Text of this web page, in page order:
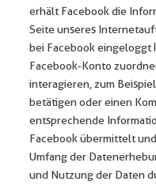
erhält Facebook die
Seite unseres
bei Facebook eingeloggt
Facebook-Konto
interagieren, zum
betätigen oder einen
entsprechende
Facebook übermittelt
Umfang der
und Nutzung der Daten